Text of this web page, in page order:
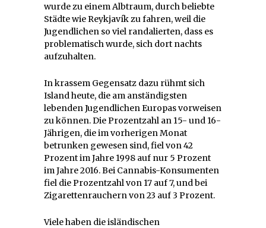
wurde zu einem Albtraum, durch beliebte
Städte wie Reykjavík zu fahren, weil die
Jugendlichen so viel randalierten, dass es
problematisch wurde, sich dort nachts
aufzuhalten.
In krassem Gegensatz dazu rühmt sich
Island heute, die am anständigsten
lebenden Jugendlichen Europas vorweisen
zu können. Die Prozentzahl an 15- und 16-
Jährigen, die im vorherigen Monat
betrunken gewesen sind, fiel von 42
Prozent im Jahre 1998 auf nur 5 Prozent
im Jahre 2016. Bei Cannabis-Konsumenten
fiel die Prozentzahl von 17 auf 7, und bei
Zigarettenrauchern von 23 auf 3 Prozent.
Viele haben die isländischen